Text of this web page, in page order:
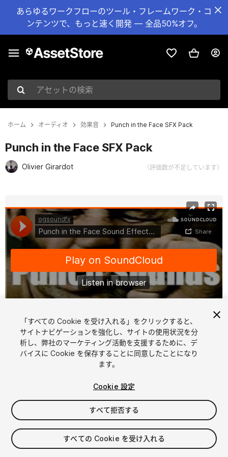
あらゆるワークフローのツール・フレームワーク・コ
ンテンツで、もっと速く開発 — 全品50%オフ。
アセットの検索
ホーム オーディオ 効果音 Punch in the Face SFX Pack
Punch in the Face SFX Pack
Olivier Girardot （評価数が不足しています）
1 /7
$4.99
消費税は決済時に計算されます
「すべての Cookie を受け入れる」をクリックすると、
サイトナビゲーションを強化し、サイトの使用状況を分
析し、弊社のマーケティング活動を支援するために、デ
バイスに Cookie を保存することに同意したことになり
ます。
Cookie 設定
すべて拒否する
すべての Cookie を受け入れる